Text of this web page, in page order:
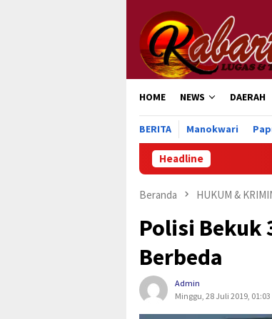
konten
HOME NEWS DAERAH
BERITA Manokwari
Headline
Beranda HUKUM &
Polisi Bekuk
Berbeda
Admin
Minggu, 28 Juli 2019, 01:03